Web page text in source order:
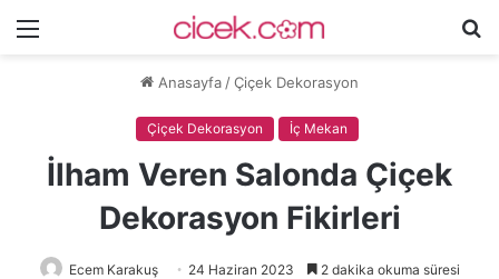
Menü
Anasayfa /Çiçek Dekorasyon
Çiçek Dekorasyon İç Mekan
İlham Veren Salonda Çiçek
Dekorasyon Fikirleri
Ecem Karakuş 24 Haziran 2023 2 dakika okuma süresi